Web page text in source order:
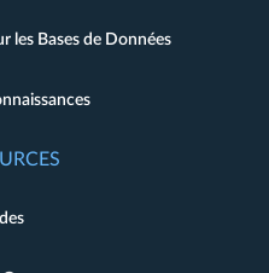
les Bases de Données